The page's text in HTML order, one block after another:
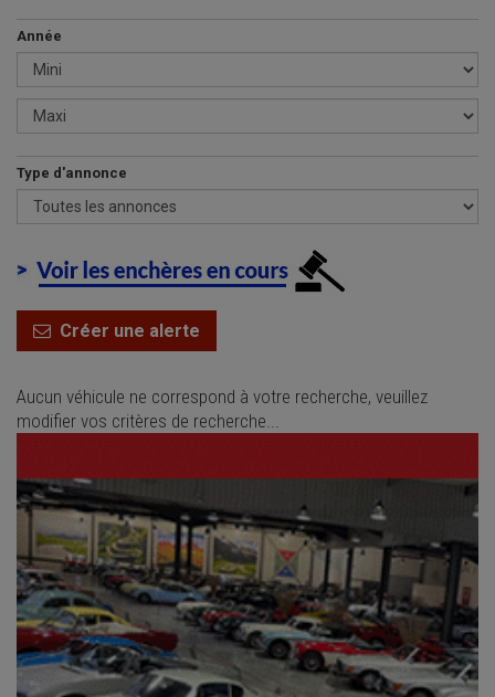
Année
Type d'annonce
Créer une alerte
Aucun véhicule ne correspond à votre recherche, veuillez
modifier vos critères de recherche...